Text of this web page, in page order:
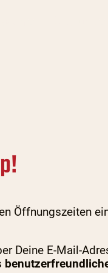
Öffnungszeiten
Deine E-Mail-